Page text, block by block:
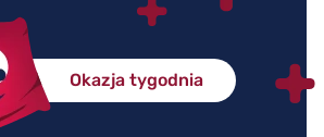
Okazja tygodnia